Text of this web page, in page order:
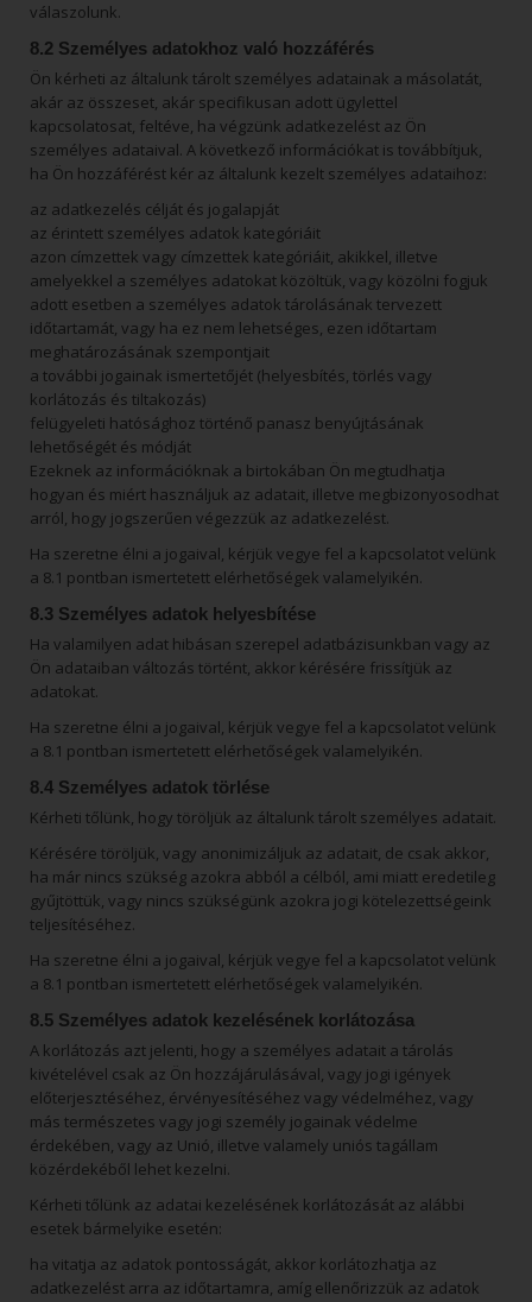
válaszolunk.
8.2 Személyes adatokhoz való hozzáférés
Ön kérheti az általunk tárolt személyes adatainak a másolatát,
akár az összeset, akár specifikusan adott ügylettel
kapcsolatosat, feltéve, ha végzünk adatkezelést az Ön
személyes adataival. A következő információkat is továbbítjuk,
ha Ön hozzáférést kér az általunk kezelt személyes adataihoz:
az adatkezelés célját és jogalapját
az érintett személyes adatok kategóriáit
azon címzettek vagy címzettek kategóriáit, akikkel, illetve
amelyekkel a személyes adatokat közöltük, vagy közölni fogjuk
adott esetben a személyes adatok tárolásának tervezett
időtartamát, vagy ha ez nem lehetséges, ezen időtartam
meghatározásának szempontjait
a további jogainak ismertetőjét (helyesbítés, törlés vagy
korlátozás és tiltakozás)
felügyeleti hatósághoz történő panasz benyújtásának
lehetőségét és módját
Ezeknek az információknak a birtokában Ön megtudhatja
hogyan és miért használjuk az adatait, illetve megbizonyosodhat
arról, hogy jogszerűen végezzük az adatkezelést.
Ha szeretne élni a jogaival, kérjük vegye fel a kapcsolatot velünk
a 8.1 pontban ismertetett elérhetőségek valamelyikén.
8.3 Személyes adatok helyesbítése
Ha valamilyen adat hibásan szerepel adatbázisunkban vagy az
Ön adataiban változás történt, akkor kérésére frissítjük az
adatokat.
Ha szeretne élni a jogaival, kérjük vegye fel a kapcsolatot velünk
a 8.1 pontban ismertetett elérhetőségek valamelyikén.
8.4 Személyes adatok törlése
Kérheti tőlünk, hogy töröljük az általunk tárolt személyes adatait.
Kérésére töröljük, vagy anonimizáljuk az adatait, de csak akkor,
ha már nincs szükség azokra abból a célból, ami miatt eredetileg
gyűjtöttük, vagy nincs szükségünk azokra jogi kötelezettségeink
teljesítéséhez.
Ha szeretne élni a jogaival, kérjük vegye fel a kapcsolatot velünk
a 8.1 pontban ismertetett elérhetőségek valamelyikén.
8.5 Személyes adatok kezelésének korlátozása
A korlátozás azt jelenti, hogy a személyes adatait a tárolás
kivételével csak az Ön hozzájárulásával, vagy jogi igények
előterjesztéséhez, érvényesítéséhez vagy védelméhez, vagy
más természetes vagy jogi személy jogainak védelme
érdekében, vagy az Unió, illetve valamely uniós tagállam
közérdekéből lehet kezelni.
Kérheti tőlünk az adatai kezelésének korlátozását az alábbi
esetek bármelyike esetén:
ha vitatja az adatok pontosságát, akkor korlátozhatja az
adatkezelést arra az időtartamra, amíg ellenőrizzük az adatok